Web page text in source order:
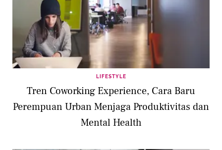
LIFESTYLE
Tren Coworking Experience, Cara Baru
Perempuan Urban Menjaga Produktivitas dan
Mental Health